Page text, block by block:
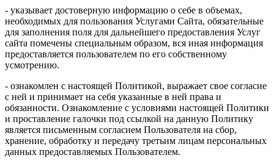
- указывает достоверную информацию о себе в объемах,
необходимых для пользования Услугами Сайта, обязательные
для заполнения поля для дальнейшего предоставления Услуг
сайта помечены специальным образом, вся иная информация
предоставляется пользователем по его собственному
усмотрению.
- ознакомлен с настоящей Политикой, выражает свое согласие
с ней и принимает на себя указанные в ней права и
обязанности. Ознакомление с условиями настоящей Политики
и проставление галочки под ссылкой на данную Политику
является письменным согласием Пользователя на сбор,
хранение, обработку и передачу третьим лицам персональных
данных предоставляемых Пользователем.